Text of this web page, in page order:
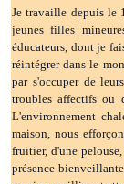
Je travaille depuis le
jeunes filles
éducateurs, dont je
réintégrer dans le
par s'occuper de
troubles affectifs ou
L'environnement
maison, nous
fruitier, d'une
présence